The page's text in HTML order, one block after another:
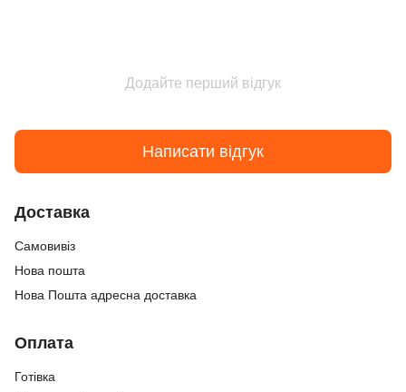
Додайте перший відгук
Написати відгук
Доставка
Самовивіз
Нова пошта
Нова Пошта адресна доставка
Оплата
Готівка